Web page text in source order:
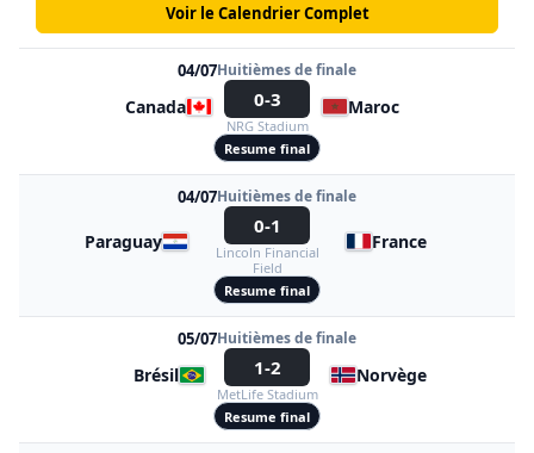
Voir le Calendrier Complet
04/07Huitièmes de finale
Canada 0-3
NRG Stadium
Maroc
Resume final
04/07Huitièmes de finale
Paraguay
0-1
Lincoln Financial
Field
France
Resume final
05/07Huitièmes de finale
Brésil 1-2
MetLife Stadium
Norvège
Resume final